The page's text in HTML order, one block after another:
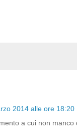
2014 alle ore 18:20
a cui non manco